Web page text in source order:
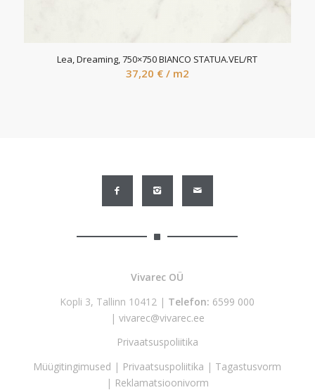
Lea, Dreaming, 750×750 BIANCO STATUA.VEL/RT
37,20 € / m2
Vivarec OÜ
Kopli 3, Tallinn 10412 | Telefon: 6599 000
| vivarec@vivarec.ee
Privaatsuspoliitika
Müügitingimused | Privaatsuspoliitika | Tagastusvorm
| Reklamatsioonivorm